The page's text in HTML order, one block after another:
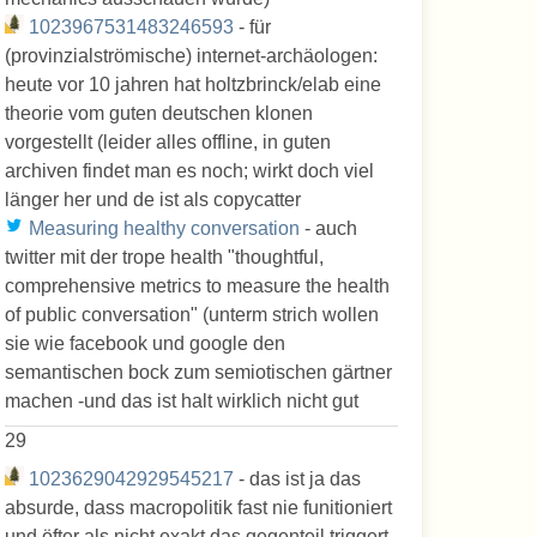
1023967531483246593- für
(provinzialströmische) internet-archäologen:
heute vor 10 jahren hat holtzbrinck/elab eine
theorie vom guten deutschen klonen
vorgestellt (leider alles offline, in guten
archiven findet man es noch; wirkt doch viel
länger her und de ist als copycatter
Measuring healthy conversation - auch
twitter mit der trope health "thoughtful,
comprehensive metrics to measure the health
of public conversation" (unterm strich wollen
sie wie facebook und google den
semantischen bock zum semiotischen gärtner
machen -und das ist halt wirklich nicht gut
29
1023629042929545217 - das ist ja das
absurde, dass macropolitik fast nie funitioniert